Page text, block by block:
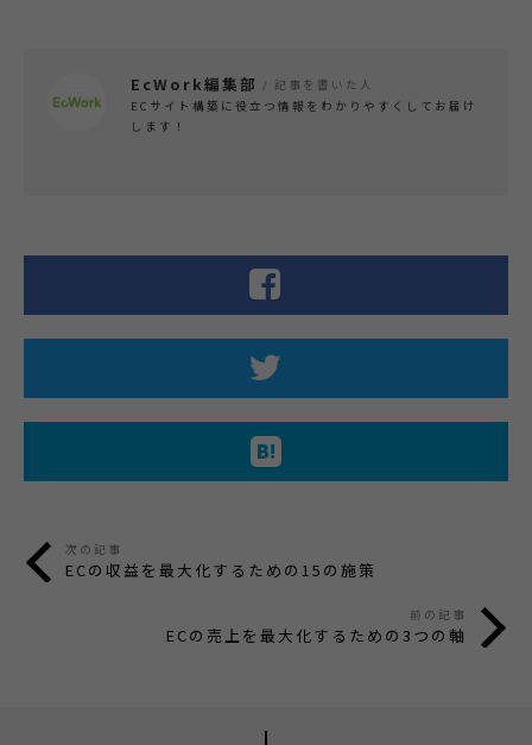
EcWork編集部 / 記事を書いた人
ECサイト構築に役立つ情報をわかりやすくしてお届け
します！
次の記事
ECの収益を最大化するための15の施策
前の記事
ECの売上を最大化するための3つの軸